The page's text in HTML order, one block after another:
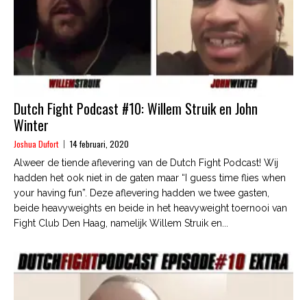
Dutch Fight Podcast #10: Willem Struik en John
Winter
Joshua Dufort 14 februari, 2020
Alweer de tiende aflevering van de Dutch Fight Podcast! Wij
hadden het ook niet in de gaten maar “I guess time flies when
your having fun”. Deze aflevering hadden we twee gasten,
beide heavyweights en beide in het heavyweight toernooi van
Fight Club Den Haag, namelijk Willem Struik en...